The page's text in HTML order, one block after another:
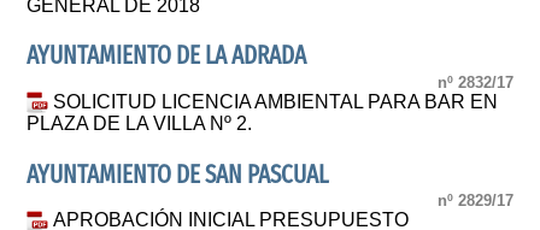
GENERAL DE 2018
AYUNTAMIENTO DE LA ADRADA
nº 2832/17
SOLICITUD LICENCIA AMBIENTAL PARA BAR EN
PLAZA DE LA VILLA Nº 2.
AYUNTAMIENTO DE SAN PASCUAL
nº 2829/17
APROBACIÓN INICIAL PRESUPUESTO